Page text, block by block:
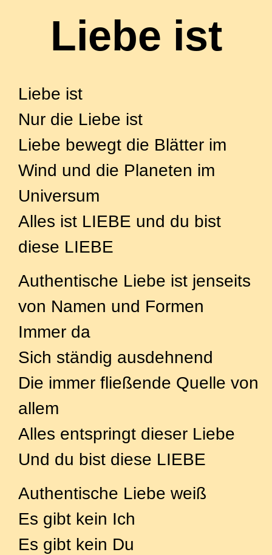
Liebe ist
Liebe ist
Nur die Liebe ist
Liebe bewegt die Blätter im
Wind und die Planeten im
Universum
Alles ist LIEBE und du bist
diese LIEBE
Authentische Liebe ist jenseits
von Namen und Formen
Immer da
Sich ständig ausdehnend
Die immer fließende Quelle von
allem
Alles entspringt dieser Liebe
Und du bist diese LIEBE
Authentische Liebe weiß
Es gibt kein Ich
Es gibt kein Du